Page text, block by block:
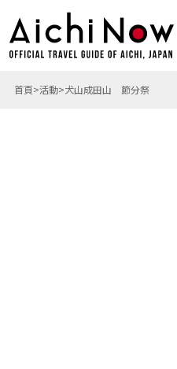
首頁 活動 犬山成田山 節分祭